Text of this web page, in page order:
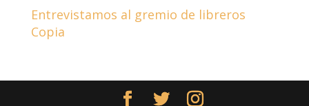
Entrevistamos al gremio de libreros
Copia